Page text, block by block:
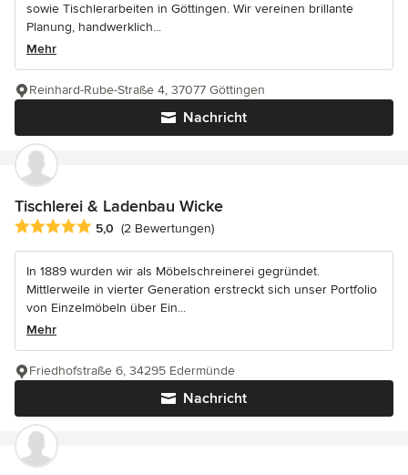
sowie Tischlerarbeiten in Göttingen. Wir vereinen brillante
Planung, handwerklich...
Mehr
Nachricht
Reinhard-Rube-Straße 4, 37077 Göttingen
Tischlerei & Ladenbau Wicke
Durchschnittliche Bewertung: 5 von 5 Sternen
5,0 (2 Bewertungen)
In 1889 wurden wir als Möbelschreinerei gegründet.
Mittlerweile in vierter Generation erstreckt sich unser Portfolio
von Einzelmöbeln über Ein...
Mehr
Nachricht
Friedhofstraße 6, 34295 Edermünde